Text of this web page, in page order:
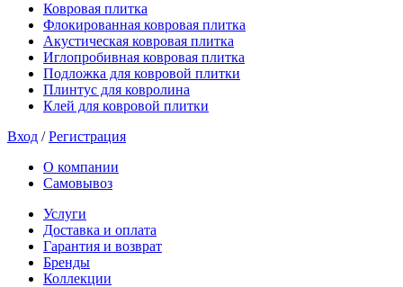
Ковровая плитка
Флокированная ковровая плитка
Акустическая ковровая плитка
Иглопробивная ковровая плитка
Подложка для ковровой плитки
Плинтус для ковролина
Клей для ковровой плитки
Вход /Регистрация
О компании
Самовывоз
Услуги
Доставка и оплата
Гарантия и возврат
Бренды
Коллекции